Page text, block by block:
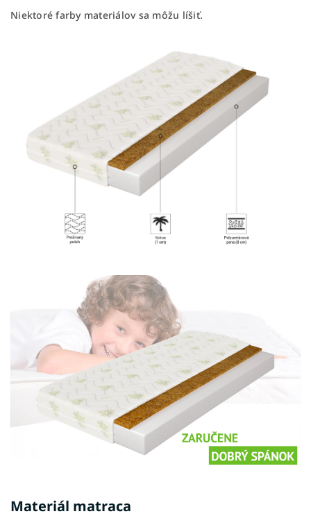
Niektoré farby materiálov sa môžu líšiť.
Materiál matraca